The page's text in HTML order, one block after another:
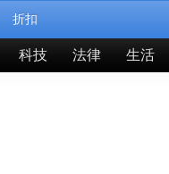
折扣
科技 法律 生活